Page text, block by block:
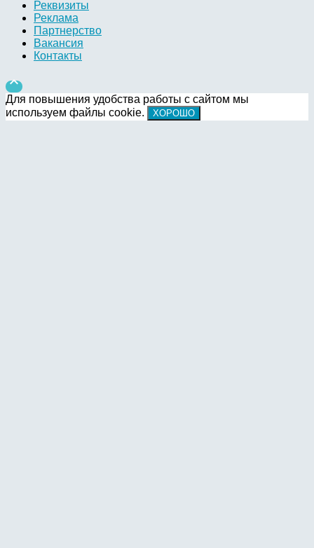
Реквизиты
Реклама
Партнерство
Вакансия
Контакты

Для повышения удобства работы с сайтом мы
используем файлы cookie.
ХОРОШО